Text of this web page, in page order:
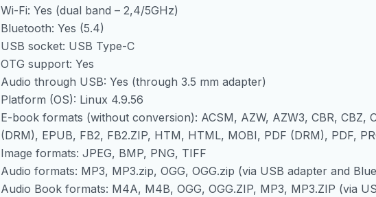
Wi-Fi: Yes (dual band – 2,4/5GHz)
Bluetooth: Yes (5.4)
USB socket: USB Type-C
OTG support: Yes
Audio through USB: Yes (through 3.5 mm adapter)
Platform (OS): Linux 4.9.56
E-book formats (without conversion): ACSM, AZW, AZW3, CBR, CBZ,
(DRM), EPUB, FB2, FB2.ZIP, HTM, HTML, MOBI, PDF (DRM), PDF,
Image formats: JPEG, BMP, PNG, TIFF
Audio formats: MP3, MP3.zip, OGG, OGG.zip (via USB adapter and
Audio Book formats: M4A, M4B, OGG, OGG.ZIP, MP3, MP3.ZIP (via